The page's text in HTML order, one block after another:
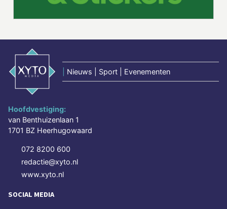
Nieuws | Sport | Evenementen
Hoofdvestiging:
van Benthuizenlaan 1
1701 BZ Heerhugowaard
072 8200 600
redactie@xyto.nl
www.xyto.nl
SOCIAL MEDIA